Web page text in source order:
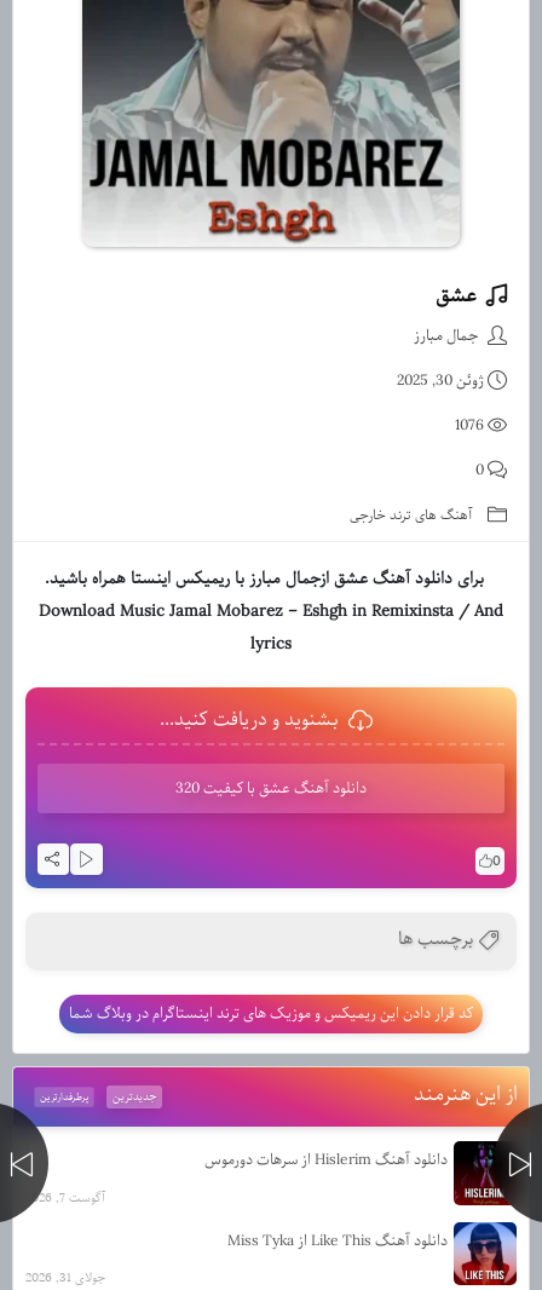
دانلود آهنگ عشق از جمال مبارز
عشق
جمال مبارز
ژوئن 30, 2025
1076
0
آهنگ های ترند خارجی
برای دانلود آهنگ عشق ازجمال مبارز با ریمیکس اینستا همراه باشید.
Download MusicJamal Mobarez–Eshghin Remixinsta / And
lyrics
بشنوید و دریافت کنید...
دانلود آهنگ عشق با کیفیت 320
0
برچسب ها
کد قرار دادن این ریمیکس و موزیک های ترند اینستاگرام در وبلاگ شما
از این هنرمند پرطرفدارترین جدیدترین
دانلود آهنگ Hislerim از سرهات دورموس
آگوست 7, 2026
دانلود آهنگ Like This از Miss Tyka
جولای 31, 2026